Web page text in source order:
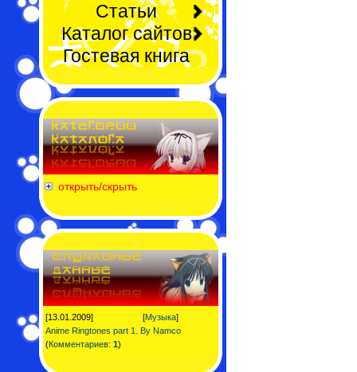
Статьи
Каталог сайтов
Гостевая книга
открыть/скрыть
[13.01.2009] [Музыка]
Anime Ringtones part 1. By Namco
(Комментариев: 1)